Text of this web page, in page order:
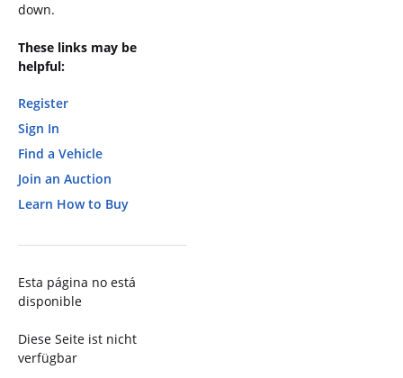
down.
These links may be
helpful:
Register
Sign In
Find a Vehicle
Join an Auction
Learn How to Buy
Esta página no está
disponible
Diese Seite ist nicht
verfügbar